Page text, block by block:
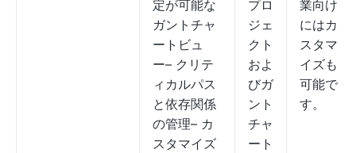
定が可能な
ガントチャ
ートビュ
ー– クリテ
ィカルパス
と依存関係
の管理– カ
スタマイズ
プロ
ジェ
クト
およ
びガ
ント
チャ
ート
業向け
にはカ
スタマ
イズも
可能で
す。